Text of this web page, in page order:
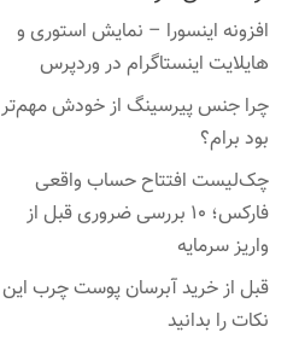
افزونه اینسورا – نمایش استوری و
هایلایت اینستاگرام در وردپرس
چرا جنس پیرسینگ از خودش مهم‌تر
بود برام؟
چک‌لیست افتتاح حساب واقعی
فارکس؛ ۱۰ بررسی ضروری قبل از
واریز سرمایه
قبل از خرید آبرسان پوست چرب این
نکات را بدانید